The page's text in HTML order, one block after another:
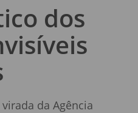
dos
da Agência